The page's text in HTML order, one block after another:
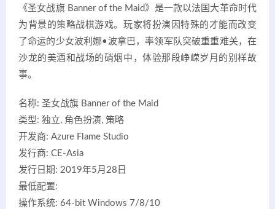
《圣女战旗 Banner of the Maid》是一款以法国大革命时代
为背景的策略战棋游戏。玩家将扮演因特殊的才能而改变
了命运的少女波利娜•波拿巴，率领军队突破重重难关，在
沙龙的美酒和战场的硝烟中，体验那段峥嵘岁月的别样故
事。
名称: 圣女战旗 Banner of the Maid
类型: 独立, 角色扮演, 策略
开发商: Azure Flame Studio
发行商: CE-Asia
发行日期: 2019年5月28日
最低配置:
操作系统: 64-bit Windows 7/8/10